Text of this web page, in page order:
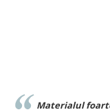
Materialul